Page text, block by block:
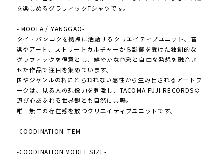
を楽しめるグラフィックTシャツです。
- MOOLA / YANGGAO-
タイ・バンコクを拠点に活動するクリエイティブユニット。音
楽やアート、ストリートカルチャーから影響を受けた独創的な
グラフィックを得意とし、鮮やかな色彩と自由な発想を融合さ
せた作品で注目を集めています。
国やジャンルの枠にとらわれない感性から生み出されるアートワ
ークは、見る人の想像力を刺激し、TACOMA FUJI RECORDSの
遊び心あふれる世界観とも自然に共鳴。
唯一無二の存在感を放つクリエイティブユニットです。
-COODINATION ITEM-
-COODINATION MODEL SIZE-